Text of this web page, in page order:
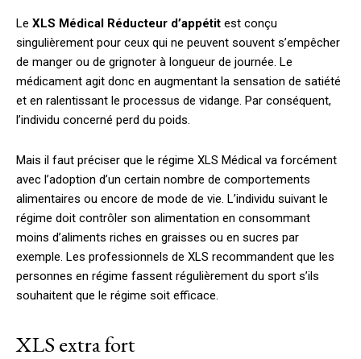
Le XLS Médical Réducteur d’appétit est conçu
singulièrement pour ceux qui ne peuvent souvent s’empêcher
de manger ou de grignoter à longueur de journée. Le
médicament agit donc en augmentant la sensation de satiété
et en ralentissant le processus de vidange. Par conséquent,
l’individu concerné perd du poids.
Mais il faut préciser que le régime XLS Médical va forcément
avec l’adoption d’un certain nombre de comportements
alimentaires ou encore de mode de vie. L’individu suivant le
régime doit contrôler son alimentation en consommant
moins d’aliments riches en graisses ou en sucres par
exemple. Les professionnels de XLS recommandent que les
personnes en régime fassent régulièrement du sport s’ils
souhaitent que le régime soit efficace.
XLS extra fort